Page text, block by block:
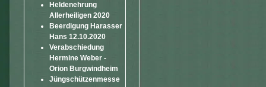
Heldenehrung
Allerheiligen 2020
Beerdigung Harasser
Hans 12.10.2020
Verabschiedung
Hermine Weber -
Orion Burgwindheim
Jüngschützenmesse